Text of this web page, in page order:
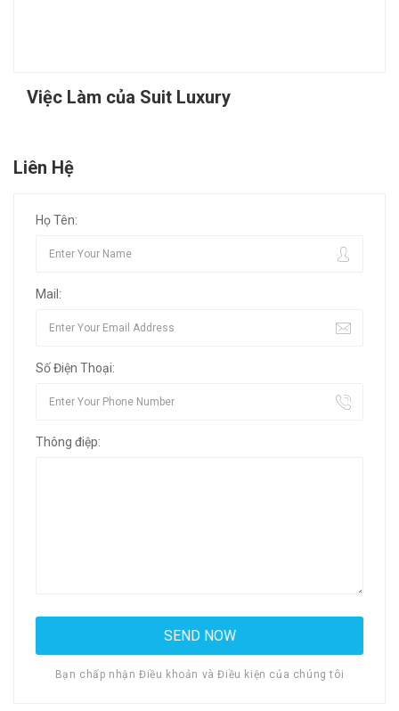
Việc Làm của Suit Luxury
Liên Hệ
Họ Tên:
Mail:
Số Điện Thoại:
Thông điệp:
Bạn chấp nhận Điều khoản và Điều kiện của chúng tôi